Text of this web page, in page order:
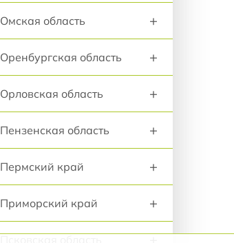
Омская область +
Оренбургская область +
Орловская область +
Пензенская область +
Пермский край +
Приморский край +
+